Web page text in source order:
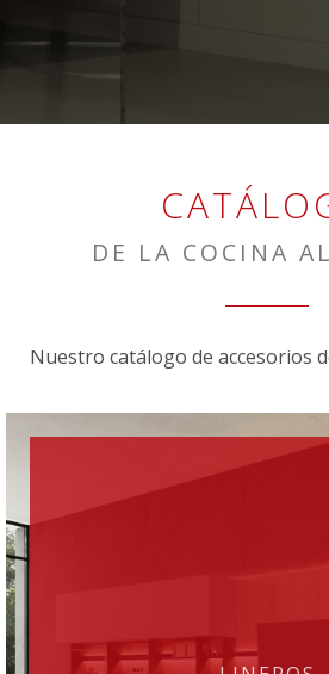
DE LA COCINA
Nuestro catálogo de accesorios